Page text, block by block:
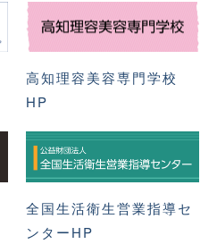
高知理容美容専門学校
HP
全国生活衛生営業指導セ
ンターHP